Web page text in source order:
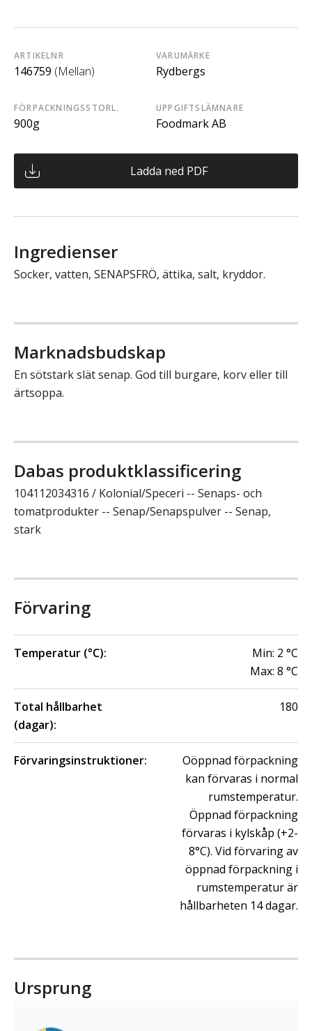
ARTIKELNR
146759 (Mellan)
VARUMÄRKE
Rydbergs
FÖRPACKNINGSSTORL.
900g
UPPGIFTSLÄMNARE
Foodmark AB
Ladda ned PDF
Ingredienser
Socker, vatten, SENAPSFRÖ, ättika, salt, kryddor.
Marknadsbudskap
En sötstark slät senap. God till burgare, korv eller till
ärtsoppa.
Dabas produktklassificering
104112034316 / Kolonial/Speceri -- Senaps- och
tomatprodukter -- Senap/Senapspulver -- Senap,
stark
Förvaring
Temperatur (°C): Min: 2 °C
Max: 8 °C
Total hållbarhet
(dagar):
180
Förvaringsinstruktioner:
Oöppnad förpackning
kan förvaras i normal
rumstemperatur.
Öppnad förpackning
förvaras i kylskåp (+2-
8°C). Vid förvaring av
öppnad förpackning i
rumstemperatur är
hållbarheten 14 dagar.
Ursprung